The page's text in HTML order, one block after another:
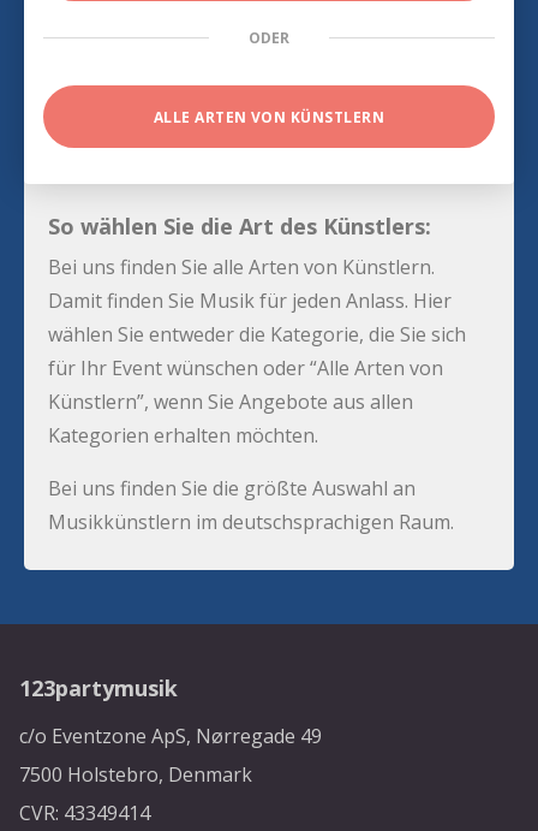
ODER
ALLE ARTEN VON KÜNSTLERN
So wählen Sie die Art des Künstlers:
Bei uns finden Sie alle Arten von Künstlern.
Damit finden Sie Musik für jeden Anlass. Hier
wählen Sie entweder die Kategorie, die Sie sich
für Ihr Event wünschen oder “Alle Arten von
Künstlern”, wenn Sie Angebote aus allen
Kategorien erhalten möchten.
Bei uns finden Sie die größte Auswahl an
Musikkünstlern im deutschsprachigen Raum.
123partymusik
c/o Eventzone ApS, Nørregade 49
7500 Holstebro, Denmark
CVR: 43349414